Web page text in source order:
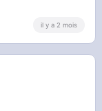
il y a 2 mois